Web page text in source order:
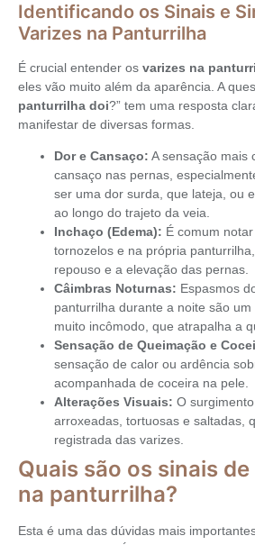
Identificando os Sinais e
Varizes na Panturrilha
É crucial entender os varizes na
eles vão muito além da aparência. A
panturrilha doi?” tem uma resposta
manifestar de diversas formas.
Dor e Cansaço: A sensação mais
cansaço nas pernas,
ser uma dor surda, que lateja, ou
ao longo do trajeto da veia.
Inchaço (Edema): É comum
tornozelos e na própria
repouso e a elevação das pernas.
Câimbras Noturnas: Espasmos
panturrilha durante a noite são um
muito incômodo, que atrapalha a
Sensação de Queimação e
sensação de calor ou ardência
acompanhada de coceira na pele.
Alterações Visuais: O
arroxeadas, tortuosas e saltadas,
registrada das varizes.
Quais são os sinais
na panturrilha?
Esta é uma das dúvidas mais